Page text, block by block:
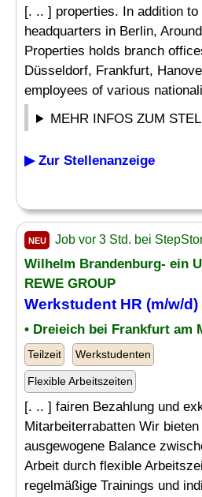
[. .. ] properties. In addition to
headquarters in Berlin,
Properties holds branch
Düsseldorf, Frankfurt,
employees of various
MEHR INFOS ZUM
▶ Zur Stellenanzeige
NEU Job vor 3 Std. bei
Wilhelm Brandenburg- ein
REWE GROUP
Werkstudent HR (m/w/d)
• Dreieich bei Frankfurt am
Teilzeit Werkstudenten
Flexible Arbeitszeiten
[. .. ] fairen Bezahlung und
Mitarbeiterrabatten Wir
ausgewogene Balance
Arbeit durch flexible
regelmäßige Trainings und